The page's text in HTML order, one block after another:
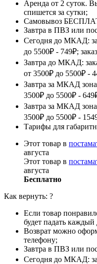
Аренда от 2 суток.
спишется за сутки;
Самовывоз
Завтра в ПВЗ или
Сегодня до МКАД:
до 5500₽ - 749₽;
Завтра до МКАД:
от 3500₽ до 5500₽ -
Завтра за МКАД зона
3500₽ до 5500₽ -
Завтра за МКАД зона
3500₽ до 5500₽ -
Тарифы для
Этот товар в
августа
Этот товар в
августа
Бесплатно
Как вернуть: ?
Если товар
будет падать каждый
Возврат можно
телефону;
Завтра в ПВЗ или
Сегодня до МКАД: